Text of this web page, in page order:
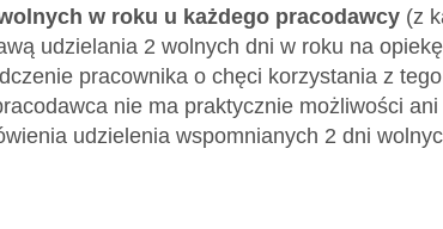
w roku u każdego pracodawcy (z
udzielania 2 wolnych dni w roku na
pracownika o chęci korzystania z
nie ma praktycznie możliwości
udzielenia wspomnianych 2 dni